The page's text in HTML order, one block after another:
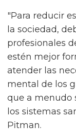
"Para reducir
la sociedad,
profesionales
estén mejor
atender las
mental de los
que a menudo
los sistemas
Pitman.